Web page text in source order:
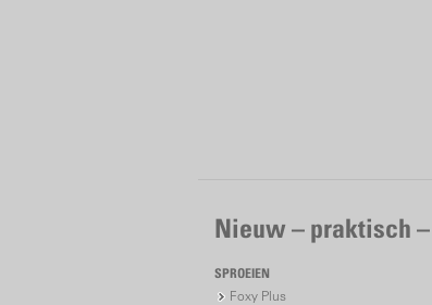
Nieuw – praktisch
SPROEIEN
Foxy Plus